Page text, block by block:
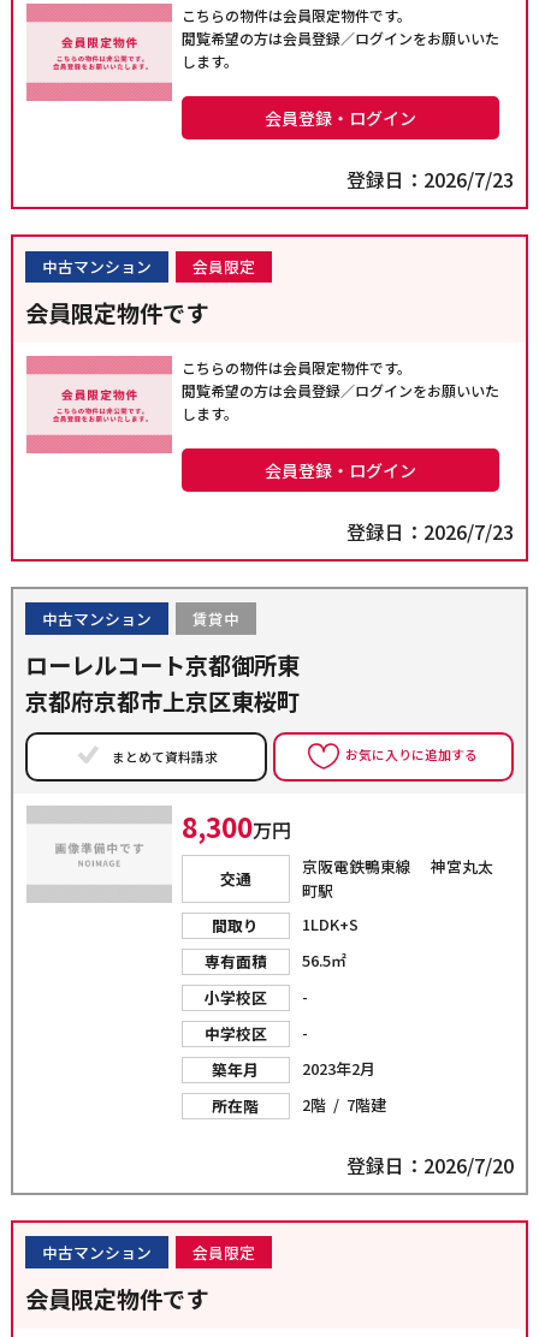
こちらの物件は会員限定物件です。
閲覧希望の方は会員登録／ログインをお願いいた
します。
会員登録・ログイン
登録日：2026/7/23
中古マンション 会員限定
会員限定物件です
こちらの物件は会員限定物件です。
閲覧希望の方は会員登録／ログインをお願いいた
します。
会員登録・ログイン
登録日：2026/7/23
中古マンション 賃貸中
ローレルコート京都御所東
京都府京都市上京区東桜町
まとめて資料請求 お気に入りに追加する
8,300万円
交通
京阪電鉄鴨東線 神宮丸太
町駅
間取り
1LDK+S
専有面積
56.5㎡
小学校区
-
中学校区
-
築年月
2023年2月
所在階
2階 / 7階建
登録日：2026/7/20
中古マンション 会員限定
会員限定物件です